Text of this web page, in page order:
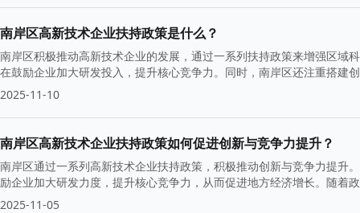
南岸区高新技术企业扶持政策是什么？
南岸区积极推动高新技术企业的发展，通过一系列扶持政策来增强区域
在鼓励企业加大研发投入，提升核心竞争力。同时，南岸区还注重搭建
升级。
2025-11-10
南岸区高新技术企业扶持政策如何促进创新与竞争力提升？
南岸区通过一系列高新技术企业扶持政策，积极推动创新与竞争力提升
励企业加大研发力度，提升核心竞争力，从而促进地方经济增长。随着
活力。
2025-11-05